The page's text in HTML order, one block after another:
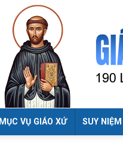
MỤC VỤ GIÁO XỨ SUY